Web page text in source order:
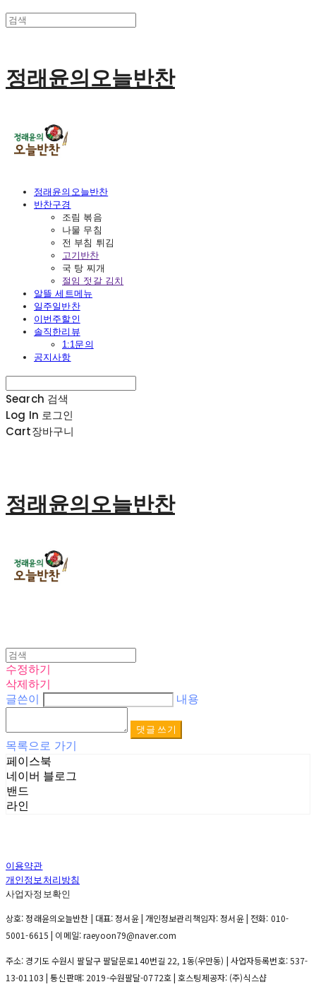
정래윤의오늘반찬
정래윤의오늘반찬
반찬구경
조림 볶음
나물 무침
전 부침 튀김
고기반찬
국 탕 찌개
절임 젓갈 김치
알뜰 세트메뉴
일주일반찬
이번주할인
솔직한리뷰
1:1문의
공지사항
Search 검색
Log In 로그인
Cart장바구니
정래윤의오늘반찬
수정하기
삭제하기
글쓴이
내용
댓글 쓰기
목록으로 가기
페이스북
네이버 블로그
밴드
라인
이용약관
개인정보처리방침
사업자정보확인
상호: 정래윤의오늘반찬 | 대표: 정서윤 | 개인정보관리책임자: 정서윤 | 전화: 010-
5001-6615 | 이메일: raeyoon79@naver.com
주소: 경기도 수원시 팔달구 팔달문로140번길 22, 1동(우만동) | 사업자등록번호:537-
13-01103 | 통신판매: 2019-수원팔달-0772호| 호스팅제공자: (주)식스샵